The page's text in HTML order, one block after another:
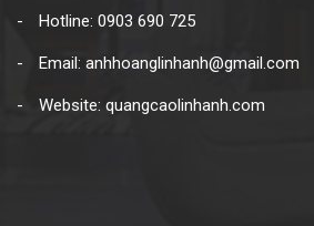
Hotline: 0903 690 725
Email: anhhoanglinhanh@gmail.com
Website: quangcaolinhanh.com